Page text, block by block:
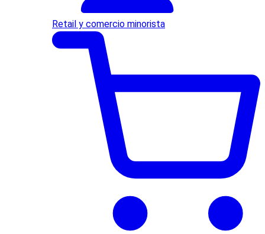
Retail y comercio minorista